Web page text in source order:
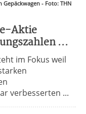
- Foto: THN
Aktie
...
im Fokus weil
verbesserten ...